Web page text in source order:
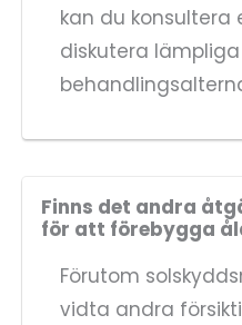
kan du
diskutera lämpliga
Finns det andra
för att förebygga
Förutom
vidta andra